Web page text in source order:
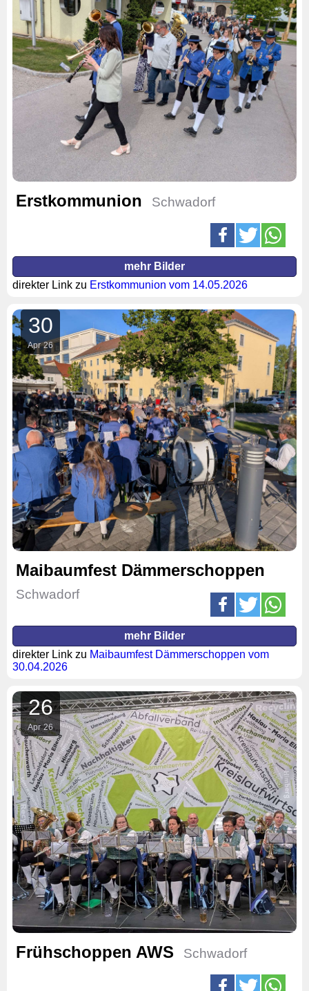
Erstkommunion Schwadorf
mehr Bilder
direkter Link zu Erstkommunion vom 14.05.2026
30
Apr 26
Maibaumfest Dämmerschoppen
Schwadorf
mehr Bilder
direkter Link zu Maibaumfest Dämmerschoppen vom
30.04.2026
26
Apr 26
Frühschoppen AWS Schwadorf